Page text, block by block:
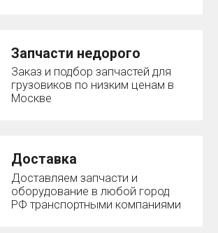
Запчасти недорого
Заказ и подбор запчастей для
грузовиков по низким ценам в
Москве
Доставка
Доставляем запчасти и
оборудование в любой город
РФ транспортными компаниями